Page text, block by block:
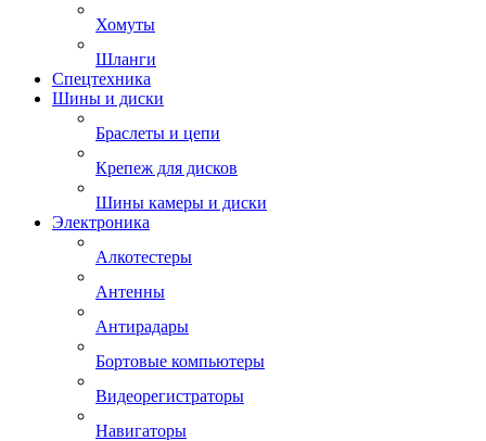
Хомуты
Шланги
Спецтехника
Шины и диски
Браслеты и цепи
Крепеж для дисков
Шины камеры и диски
Электроника
Алкотестеры
Антенны
Антирадары
Бортовые компьютеры
Видеорегистраторы
Навигаторы